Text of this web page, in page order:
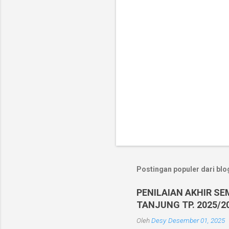
Postingan populer dari
PENILAIAN AKHIR
TANJUNG TP. 2025/
OlehDesy Desember 01, 2025